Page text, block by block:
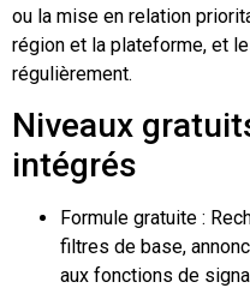
ou la mise en relation
région et la plateforme, et
régulièrement.
Niveaux
intégrés
Formule gratuite :
filtres de base,
aux fonctions de